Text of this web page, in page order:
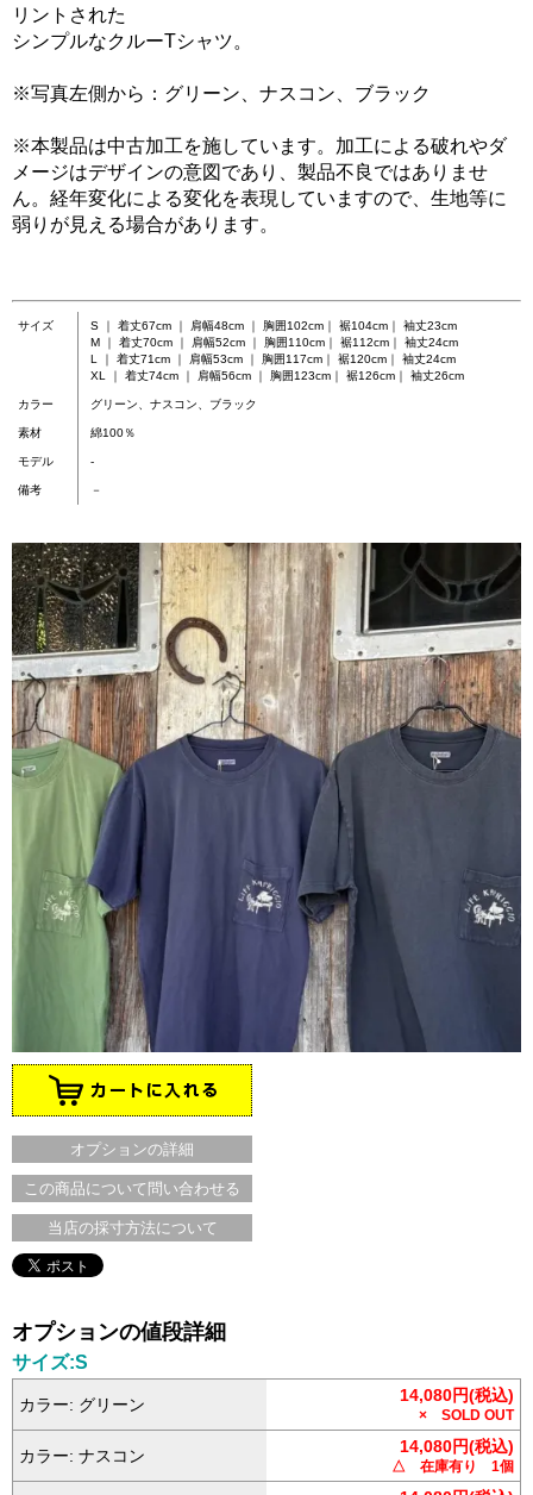
リントされた
シンプルなクルーTシャツ。
※写真左側から：グリーン、ナスコン、ブラック
※本製品は中古加工を施しています。加工による破れやダ
メージはデザインの意図であり、製品不良ではありませ
ん。経年変化による変化を表現していますので、生地等に
弱りが見える場合があります。
サイズ
S ｜ 着丈67cm ｜ 肩幅48cm ｜ 胸囲102cm｜ 裾104cm｜ 袖丈23cm
M ｜ 着丈70cm ｜ 肩幅52cm ｜ 胸囲110cm｜ 裾112cm｜ 袖丈24cm
L ｜ 着丈71cm ｜ 肩幅53cm ｜ 胸囲117cm｜ 裾120cm｜ 袖丈24cm
XL ｜ 着丈74cm ｜ 肩幅56cm ｜ 胸囲123cm｜ 裾126cm｜ 袖丈26cm
カラー グリーン、ナスコン、ブラック
素材 綿100％
モデル -
備考 －
オプションの詳細
この商品について問い合わせる
当店の採寸方法について
オプションの値段詳細
サイズ:S
カラー: グリーン 14,080円(税込)
× SOLD OUT
カラー: ナスコン 14,080円(税込)
△ 在庫有り 1個